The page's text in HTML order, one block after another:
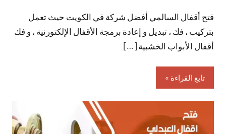
تعليقات
فتح أقفال السالمي أفضل شركة في الكويت حيث تعمل
بتركيب ، فك ، تبديل و إعادة برمجة الأقفال الإلكتورنية ، و فك
أقفال الأبواب الخشبية […]
تابع القراءة